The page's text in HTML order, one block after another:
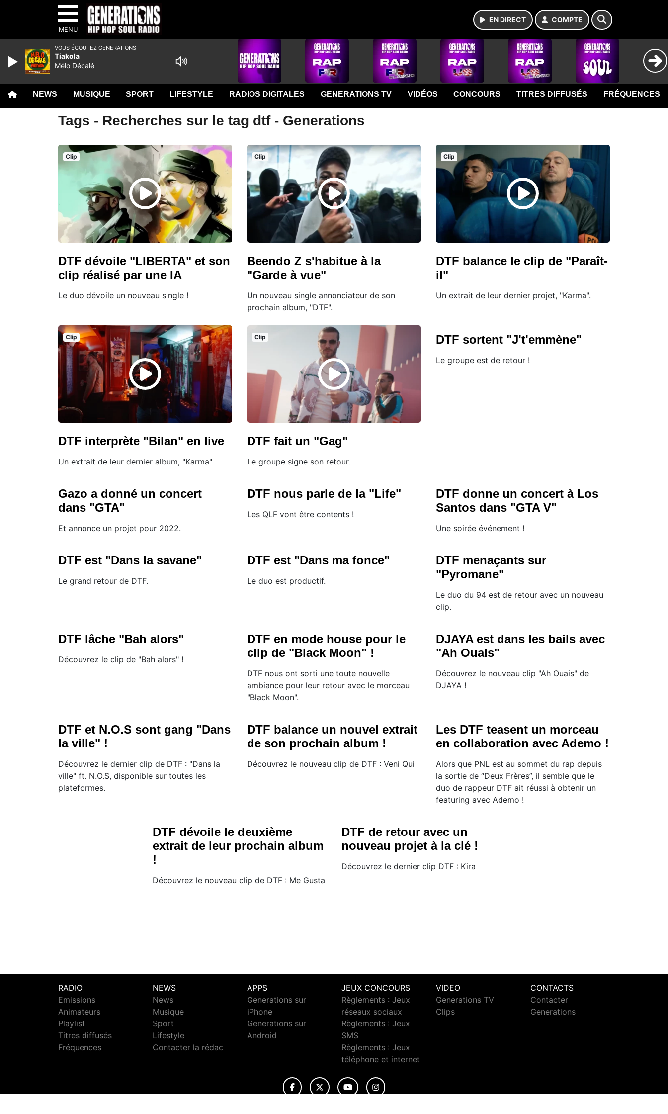
MENU
EN DIRECT COMPTE
NEWS MUSIQUE SPORT LIFESTYLE RADIOS DIGITALES GENERATIONS TV VIDÉOS CONCOURS TITRES DIFFUSÉS FRÉQUENCES
Tags - Recherches sur le tag dtf - Generations
Clip
DTF dévoile "LIBERTA" et son
clip réalisé par une IA
Le duo dévoile un nouveau single !
Clip
Beendo Z s'habitue à la
"Garde à vue"
Un nouveau single annonciateur de son
prochain album, "DTF".
Clip
DTF balance le clip de "Paraît-
il"
Un extrait de leur dernier projet, "Karma".
Clip
DTF interprète "Bilan" en live
Un extrait de leur dernier album, "Karma".
Clip
DTF fait un "Gag"
Le groupe signe son retour.
DTF sortent "J't'emmène"
Le groupe est de retour !
Gazo a donné un concert
dans "GTA"
Et annonce un projet pour 2022.
DTF nous parle de la "Life"
Les QLF vont être contents !
DTF donne un concert à Los
Santos dans "GTA V"
Une soirée événement !
DTF est "Dans la savane"
Le grand retour de DTF.
DTF est "Dans ma fonce"
Le duo est productif.
DTF menaçants sur
"Pyromane"
Le duo du 94 est de retour avec un nouveau
clip.
DTF lâche "Bah alors"
Découvrez le clip de "Bah alors" !
DTF en mode house pour le
clip de "Black Moon" !
DTF nous ont sorti une toute nouvelle
ambiance pour leur retour avec le morceau
"Black Moon".
DJAYA est dans les bails avec
"Ah Ouais"
Découvrez le nouveau clip "Ah Ouais" de
DJAYA !
DTF et N.O.S sont gang "Dans
la ville" !
Découvrez le dernier clip de DTF : "Dans la
ville" ft. N.O.S, disponible sur toutes les
plateformes.
DTF balance un nouvel extrait
de son prochain album !
Découvrez le nouveau clip de DTF : Veni Qui
Les DTF teasent un morceau
en collaboration avec Ademo !
Alors que PNL est au sommet du rap depuis
la sortie de “Deux Frères”, il semble que le
duo de rappeur DTF ait réussi à obtenir un
featuring avec Ademo !
DTF dévoile le deuxième
extrait de leur prochain album
!
Découvrez le nouveau clip de DTF : Me Gusta
DTF de retour avec un
nouveau projet à la clé !
Découvrez le dernier clip DTF : Kira
RADIO
Emissions
Animateurs
Playlist
Titres diffusés
Fréquences
NEWS
News
Musique
Sport
Lifestyle
Contacter la rédac
APPS
Generations sur
iPhone
Generations sur
Android
JEUX CONCOURS
Règlements : Jeux
réseaux sociaux
Règlements : Jeux
SMS
Règlements : Jeux
téléphone et internet
VIDEO
Generations TV
Clips
CONTACTS
Contacter
Generations
VOUS ÉCOUTEZ GENERATIONS
Tiakola
Mélo Décalé